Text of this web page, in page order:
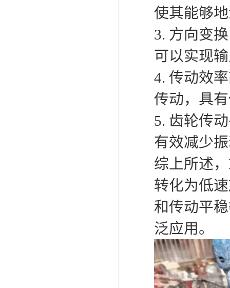
使其能够
3. 方向变
可以实现
4. 传动效
传动，具
5. 齿轮传
有效减少
综上所述
转化为低
和传动平
泛应用。